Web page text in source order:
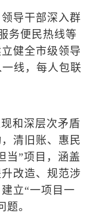
导干部深入群
务便民热线等
健全市级领导
线，每人包联
和深层次矛盾
清旧账、惠民
当”项目，涵盖
改造、规范涉
立“一项目一
。